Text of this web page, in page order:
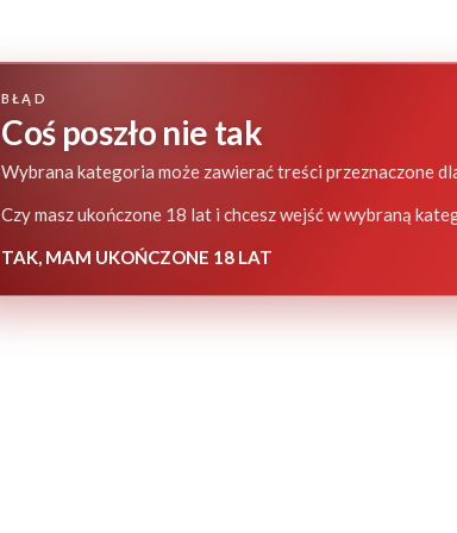
BŁĄD
Coś poszło nie tak
Wybrana kategoria może zawierać treści przeznaczone
Czy masz ukończone 18 lat i chcesz wejść w wybraną
TAK, MAM UKOŃCZONE 18 LAT